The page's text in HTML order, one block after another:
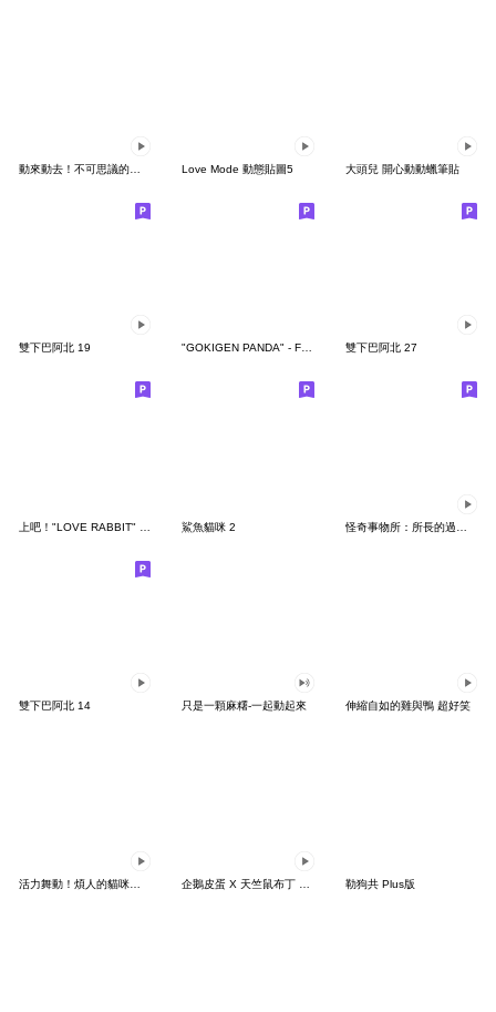
Love Mode 動態貼圖5 大頭兒 開心動動蠟筆貼
雙下巴阿北 19 "GOKIGEN PANDA" - Feeling / global 雙下巴阿北 27
鯊魚貓咪 2
雙下巴阿北 14 只是一顆麻糬-一起動起來 伸縮自如的雞與鴨 超好笑
活力舞動！煩人的貓咪★迷你版 2 企鵝皮蛋 X 天竺鼠布丁 有點厭世 勒狗共 Plus版